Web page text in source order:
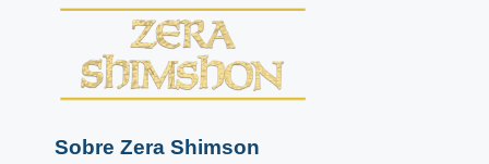
Sobre Zera Shimson